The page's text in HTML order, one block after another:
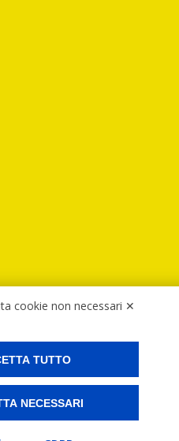
pacchi.
cookie non necessari ✕
TUTTO
NECESSARI